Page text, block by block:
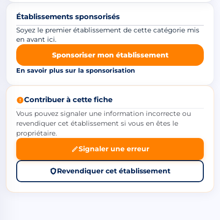
Établissements sponsorisés
Soyez le premier établissement de cette catégorie mis
en avant ici.
Sponsoriser mon établissement
En savoir plus sur la sponsorisation
Contribuer à cette fiche
Vous pouvez signaler une information incorrecte ou
revendiquer cet établissement si vous en êtes le
propriétaire.
Signaler une erreur
Revendiquer cet établissement